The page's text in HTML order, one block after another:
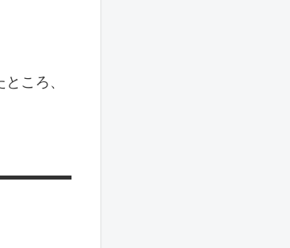
ころ、